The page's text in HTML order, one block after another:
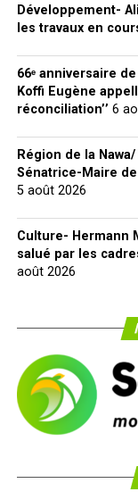
Développement-
les travaux en
66ᵉ anniversaire
Koffi Eugène
réconciliation’’ 6
Région de la
Sénatrice-Maire
5 août 2026
Culture- Hermann
salué par les
août 2026